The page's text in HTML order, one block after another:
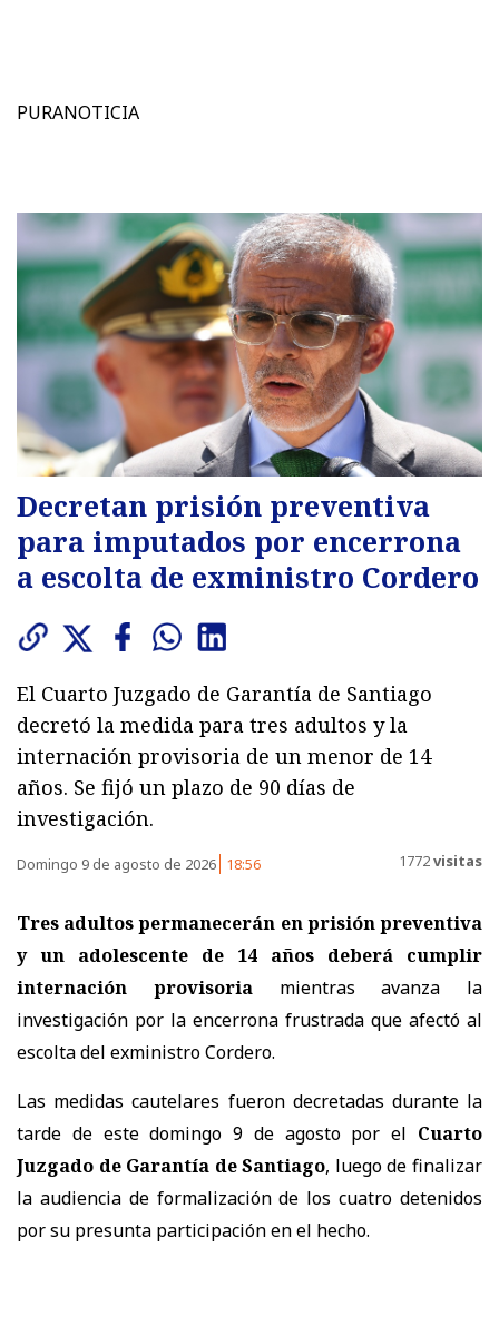
PURANOTICIA
Decretan prisión preventiva
para imputados por encerrona
a escolta de exministro Cordero
El Cuarto Juzgado de Garantía de Santiago
decretó la medida para tres adultos y la
internación provisoria de un menor de 14
años. Se fijó un plazo de 90 días de
investigación.
Domingo 9 de agosto de 2026 18:56 1772visitas
Tres adultos permanecerán en prisión preventiva
y un adolescente de 14 años deberá cumplir
internación provisoriamientras avanza la
investigación por la encerrona frustrada que afectó al
escolta del exministro Cordero.
Las medidas cautelares fueron decretadas durante la
tarde de este domingo 9 de agosto por el Cuarto
Juzgado de Garantía de Santiago, luego de finalizar
la audiencia de formalización de los cuatro detenidos
por su presunta participación en el hecho.